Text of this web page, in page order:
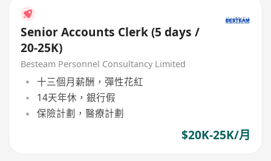
Senior Accounts Clerk (5 days /
20-25K)
Besteam Personnel Consultancy Limited
十三個月薪酬，彈性花紅
14天年休，銀行假
保險計劃，醫療計劃
$20K-25K/月